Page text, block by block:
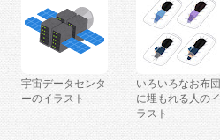
宇宙データセンタ
ーのイラスト
いろいろなお布団
に埋もれる人のイ
ラスト